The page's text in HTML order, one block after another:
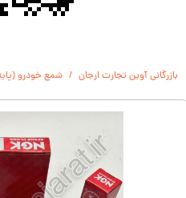
بازرگانی آوین تجارت ارجان شمع خودرو